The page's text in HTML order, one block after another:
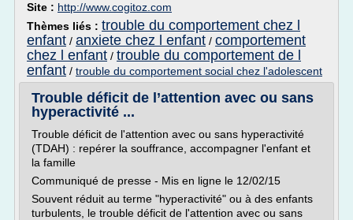
Site : http://www.cogitoz.com
Thèmes liés : trouble du comportement chez l
enfant / anxiete chez l enfant / comportement
chez l enfant / trouble du comportement de l
enfant / trouble du comportement social chez l'adolescent
Trouble déficit de l’attention avec ou sans
hyperactivité ...
Trouble déficit de l'attention avec ou sans hyperactivité
(TDAH) : repérer la souffrance, accompagner l'enfant et
la famille
Communiqué de presse - Mis en ligne le 12/02/15
Souvent réduit au terme "hyperactivité" ou à des enfants
turbulents, le trouble déficit de l'attention avec ou sans